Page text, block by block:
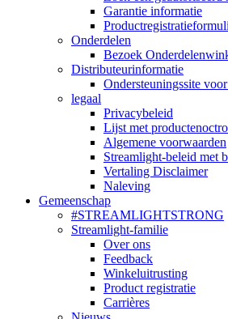
Garantie informatie
Onderdelen
Bezoek
Distributeurinformatie
Ondersteuningssite
legaal
Privacybeleid
Lijst met
Algemene voorwaarden
Streamlight-beleid met
Vertaling Disclaimer
Naleving
Gemeenschap
#STREAMLIGHTSTRONG
Streamlight-familie
Over ons
Feedback
Winkeluitrusting
Product registratie
Carrières